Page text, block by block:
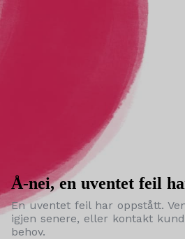
Å-nei, en uventet feil
En uventet feil har oppstått.
igjen senere, eller kontakt
behov.